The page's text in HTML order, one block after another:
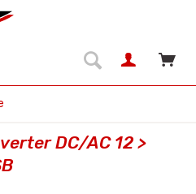
DC/AC 12 >